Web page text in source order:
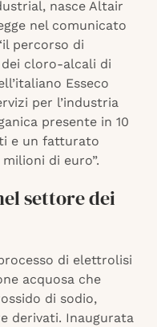
nasce Altair
nel comunicato
percorso di
cloro-alcali di
Esseco
per l’industria
presente in 10
e un fatturato
di euro”.
settore dei
di elettrolisi
acquosa che
di sodio,
derivati. Inaugurata